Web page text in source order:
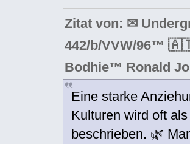
Zitat von: ✉
442/b/VVW/96™
Bodhie™ Ronald
Eine starke
Kulturen wird oft
beschrieben. 🌿